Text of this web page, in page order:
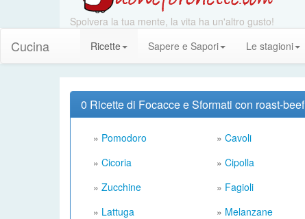
Spolvera la tua mente, la vita ha un'altro gusto!
Cucina Ricette Sapere e Sapori Le stagioni
0 Ricette di Focacce e Sformati con roast-beef
» Pomodoro » Cavoli
» Cicoria » Cipolla
» Zucchine » Fagioli
» Lattuga » Melanzane